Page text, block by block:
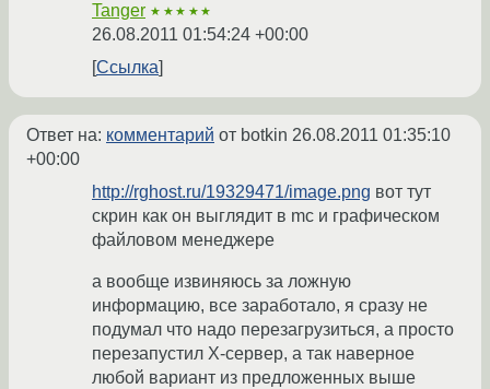
Tanger ★★★★★
26.08.2011 01:54:24 +00:00
Ссылка
Ответ на: комментарий от botkin 26.08.2011 01:35:10
+00:00
http://rghost.ru/19329471/image.png вот тут
скрин как он выглядит в mc и графическом
файловом менеджере
а вообще извиняюсь за ложную
информацию, все заработало, я сразу не
подумал что надо перезагрузиться, а просто
перезапустил Х-сервер, а так наверное
любой вариант из предложенных выше